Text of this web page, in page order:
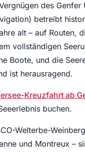
des Genfer
betreibt
alt – auf Routen,
vollständigen
Boote, und die
ist herausragend.
Kreuzfahrt ab
buchen.
Welterbe-
und Montreux –